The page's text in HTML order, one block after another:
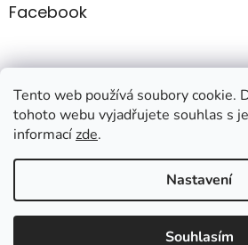
Tento web používá soubory cookie.
tohoto webu vyjadřujete souhlas s
informacízde.
Nastavení
Souhlasím
Facebook
Copyright 2026Cosplayshop. Všechna
nastavení cookies